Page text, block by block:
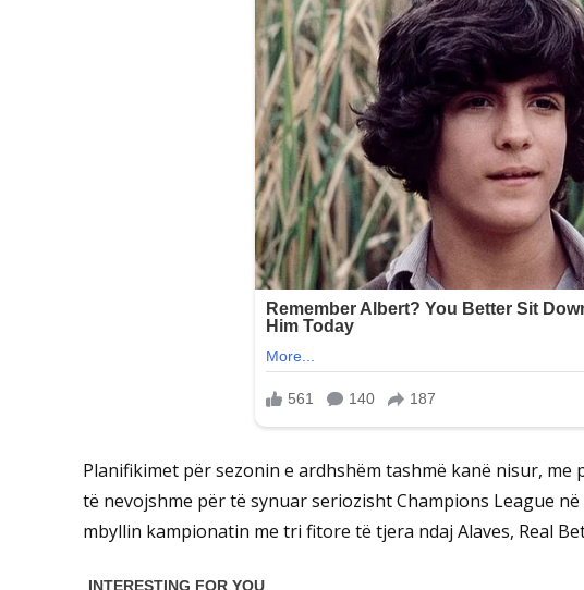
Planifikimet për sezonin e ardhshëm tashmë kanë nisur,
të nevojshme për të synuar seriozisht Champions League
mbyllin kampionatin me tri fitore të tjera ndaj Alaves, Real